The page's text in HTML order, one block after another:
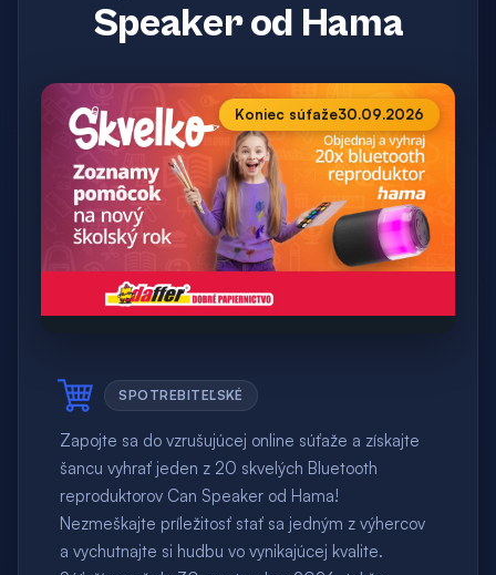
Speaker od Hama
Koniec súťaže30.09.2026
SPOTREBITEĽSKÉ
Zapojte sa do vzrušujúcej online súťaže a získajte
šancu vyhrať jeden z 20 skvelých Bluetooth
reproduktorov Can Speaker od Hama!
Nezmeškajte príležitosť stať sa jedným z výhercov
a vychutnajte si hudbu vo vynikajúcej kvalite.